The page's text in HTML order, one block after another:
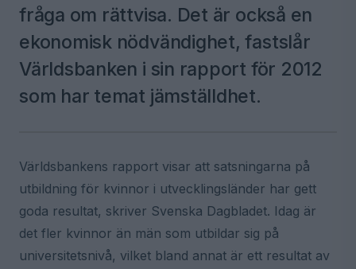
fråga om rättvisa. Det är också en
ekonomisk nödvändighet, fastslår
Världsbanken i sin rapport för 2012
som har temat jämställdhet.
Världsbankens rapport visar att satsningarna på
utbildning för kvinnor i utvecklingsländer har gett
goda resultat, skriver Svenska Dagbladet. Idag är
det fler kvinnor än män som utbildar sig på
universitetsnivå, vilket bland annat är ett resultat av